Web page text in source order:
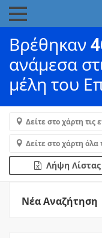
Βρέθηκαν
ανάμεσα
μέλη του
Δείτε στο χάρτη τις
Δείτε στο χάρτη
Λήψη Λίστας
Νέα Αναζήτηση